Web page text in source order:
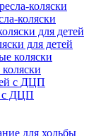
коляски
для детей
с ДЦП